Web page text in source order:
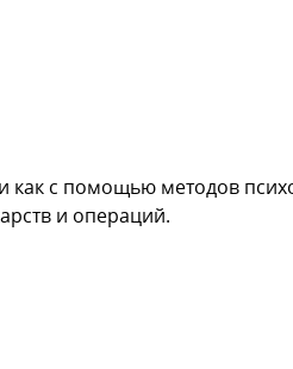
как с помощью методов
и операций.